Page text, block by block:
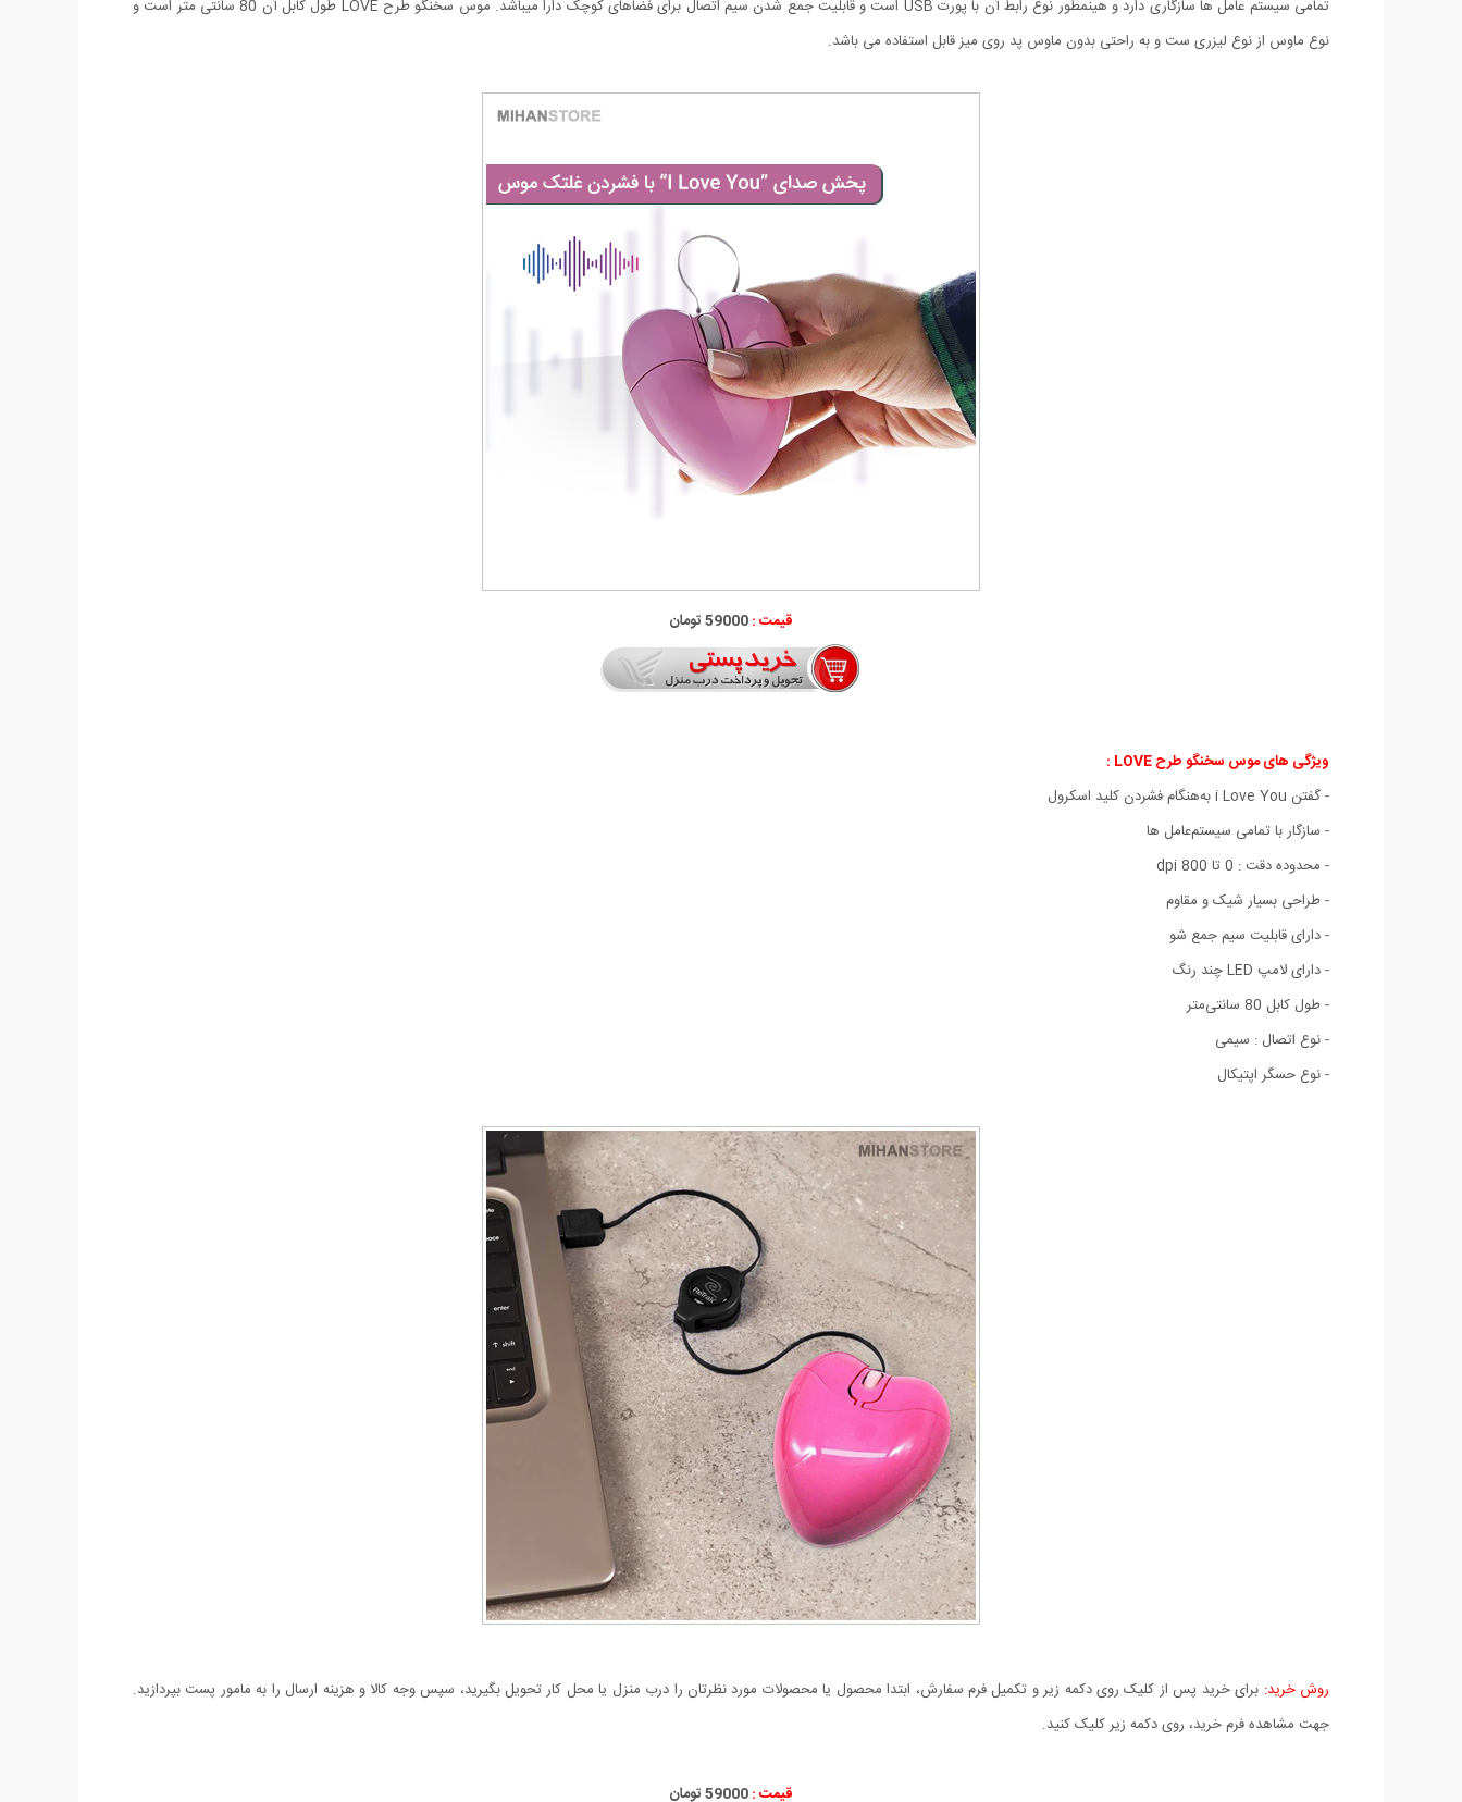
تمامی سیستم عامل ها سازگاری دارد و هینمطور نوع رابط آن با پورت USB است و قابلیت جمع شدن سیم اتصال برای فضاهای کوچک دارا میباشد. موس سخنگو طرح LOVE طول کابل آن 80 سانتی متر است و
نوع ماوس از نوع لیزری ست و به راحتی بدون ماوس پد روی میز قابل استفاده می باشد.
قیمت :59000 تومان
ویژگی های موس سخنگو طرح LOVE :
- گفتن i Love You به‌هنگام فشردن کلید اسکرول
- سازگار با تمامی سیستم‌عامل ها
- محدوده دقت : 0 تا 800 dpi
- طراحی بسیار شیک و مقاوم
- دارای قابلیت سیم جمع شو
- دارای لامپ LED چند رنگ
- طول کابل 80 سانتی‌متر
- نوع اتصال : سیمی
- نوع حسگر اپتیکال
روش خرید: برای خرید پس از کلیک روی دکمه زیر و تکمیل فرم سفارش، ابتدا محصول یا محصولات مورد نظرتان را درب منزل یا محل کار تحویل بگیرید، سپس وجه کالا و هزینه ارسال را به مامور پست بپردازید.
جهت مشاهده فرم خرید، روی دکمه زیر کلیک کنید.
قیمت :59000 تومان